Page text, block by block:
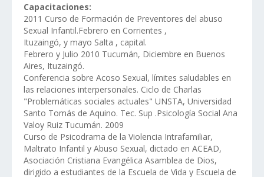
Capacitaciones:
2011 Curso de Formación de Preventores del abuso
Sexual Infantil.Febrero en Corrientes ,
Ituzaingó, y mayo Salta , capital.
Febrero y Julio 2010 Tucumán, Diciembre en Buenos
Aires, Ituzaingó.
Conferencia sobre Acoso Sexual, límites saludables en
las relaciones interpersonales. Ciclo de Charlas
"Problemáticas sociales actuales" UNSTA, Universidad
Santo Tomás de Aquino. Tec. Sup .Psicología Social Ana
Valoy Ruiz Tucumán. 2009
Curso de Psicodrama de la Violencia Intrafamiliar,
Maltrato Infantil y Abuso Sexual, dictado en ACEAD,
Asociación Cristiana Evangélica Asamblea de Dios,
dirigido a estudiantes de la Escuela de Vida y Escuela de